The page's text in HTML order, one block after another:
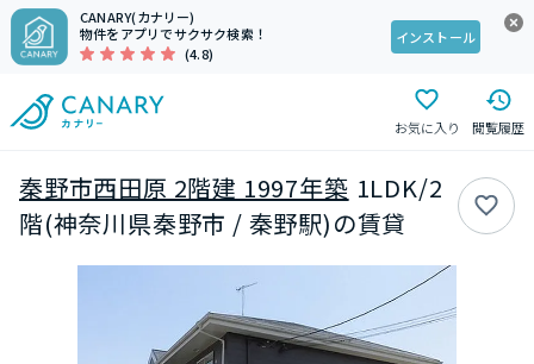
CANARY(カナリー)
物件をアプリでサクサク検索！
(4.8)
インストール
お気に入り 閲覧履歴
秦野市西田原 2階建 1997年築 1LDK/2
階(神奈川県秦野市 / 秦野駅)の賃貸